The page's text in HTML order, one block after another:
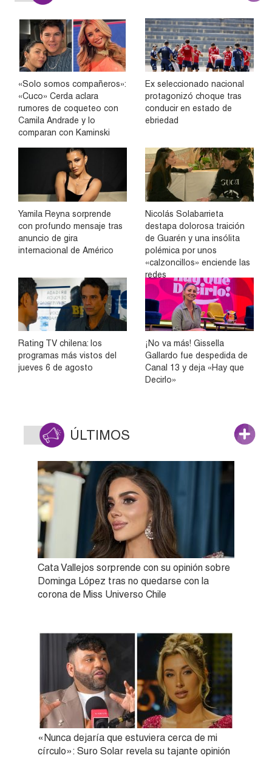
«Solo somos compañeros»:
«Cuco» Cerda aclara
rumores de coqueteo con
Camila Andrade y lo
comparan con Kaminski
Ex seleccionado nacional
protagonizó choque tras
conducir en estado de
ebriedad
Yamila Reyna sorprende
con profundo mensaje tras
anuncio de gira
internacional de Américo
Nicolás Solabarrieta
destapa dolorosa traición
de Guarén y una insólita
polémica por unos
«calzoncillos» enciende las
redes
Rating TV chilena: los
programas más vistos del
jueves 6 de agosto
¡No va más! Gissella
Gallardo fue despedida de
Canal 13 y deja «Hay que
Decirlo»
ÚLTIMOS
Cata Vallejos sorprende con su opinión sobre
Dominga López tras no quedarse con la
corona de Miss Universo Chile
«Nunca dejaría que estuviera cerca de mi
círculo»: Suro Solar revela su tajante opinión